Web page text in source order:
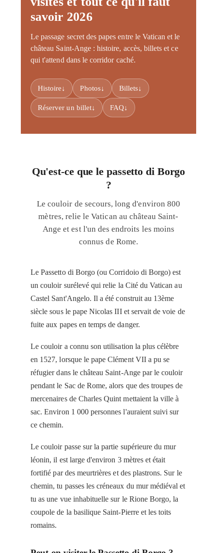
savoir 2026
Le passage secret des papes entre le Vatican et le
château Saint-Ange : histoire, accès, billets et ce
qui t'attend dans le corridor caché.
Histoire↓ Photos↓ Billets↓
Réserver un billet↓ FAQ↓
Qu'est-ce que le passetto di Borgo
?
Le couloir de secours, long d'environ 800
mètres, relie le Vatican au château Saint-
Ange et est l'un des endroits les moins
connus de Rome.
Le Passetto di Borgo (ou Corridoio di Borgo) est
un couloir surélevé qui relie la Cité du Vatican au
Castel Sant'Angelo. Il a été construit au 13ème
siècle sous le pape Nicolas III et servait de voie de
fuite aux papes en temps de danger.
Le couloir a connu son utilisation la plus célèbre
en 1527, lorsque le pape Clément VII a pu se
réfugier dans le château Saint-Ange par le couloir
pendant le Sac de Rome, alors que des troupes de
mercenaires de Charles Quint mettaient la ville à
sac. Environ 1 000 personnes l'auraient suivi sur
ce chemin.
Le couloir passe sur la partie supérieure du mur
léonin, il est large d'environ 3 mètres et était
fortifié par des meurtrières et des plastrons. Sur le
chemin, tu passes les créneaux du mur médiéval et
tu as une vue inhabituelle sur le Rione Borgo, la
coupole de la basilique Saint-Pierre et les toits
romains.